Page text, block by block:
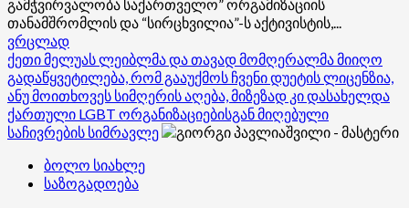
მიმზიდველი
ადგილი
სრიალის
მოყვარულებისთვის
–
სოზარ
სუბარი
გამჭვირვალობა საქართველო” ორგამიზაციის
თანამშრომლის და “სირცხვილია”-ს აქტივისტის,...
ვრცლადRead
more
about
“საერთაშორისო
გამჭვირვალობა”
ქეთევან
შოშიაშვილის
სტატუსზე
–
ქეთი მელუას ლეიბლმა და თავად მომღერალმა მიიღო
გადაწყვეტილება, რომ გააუქმოს ჩვენი დუეტის ლიცენზია,
ანუ მოითხოვეს სიმღერის აღება, მიზეზად კი დასახელდა
ქართული LGBT ორგანიზაციებისგან მიღებული
საჩივრების სიმრავლე
ბოლო სიახლე
საზოგადოება